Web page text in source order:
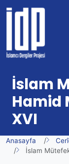
İslam
Hamid
XVI
Anasayfa
İslam